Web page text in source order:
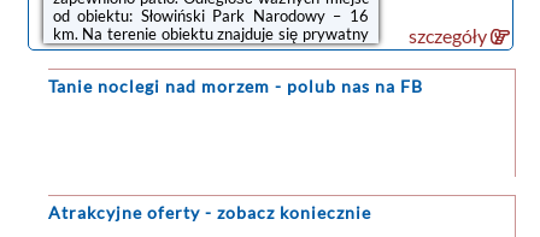
od obiektu: Słowiński Park Narodowy – 16
km. Na terenie obiektu znajduje się prywatny
parking.Wszystkie opcje zakwaterowania
mają taras, skąd roztacza się widok na ogród.
W każdej opcji znajduje się też aneks
szczegóły
Tanie noclegi nad morzem - polub nas na FB
Atrakcyjne oferty - zobacz koniecznie